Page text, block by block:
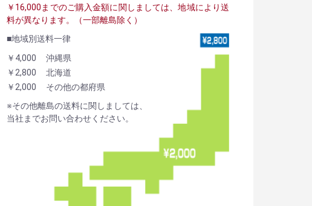
￥16,000までのご購入金額に関しましては、地域により送
料が異なります。（一部離島除く）
■地域別送料一律
￥4,000
沖縄県
￥2,800
北海道
￥2,000
その他の都府県
※その他離島の送料に関しましては、
当社までお問い合わせください。